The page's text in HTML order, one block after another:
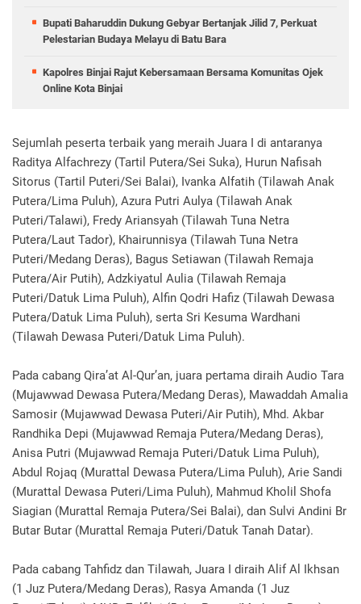
Bupati Baharuddin Dukung Gebyar Bertanjak Jilid 7, Perkuat
Pelestarian Budaya Melayu di Batu Bara
Kapolres Binjai Rajut Kebersamaan Bersama Komunitas Ojek
Online Kota Binjai
Sejumlah peserta terbaik yang meraih Juara I di antaranya
Raditya Alfachrezy (Tartil Putera/Sei Suka), Hurun Nafisah
Sitorus (Tartil Puteri/Sei Balai), Ivanka Alfatih (Tilawah Anak
Putera/Lima Puluh), Azura Putri Aulya (Tilawah Anak
Puteri/Talawi), Fredy Ariansyah (Tilawah Tuna Netra
Putera/Laut Tador), Khairunnisya (Tilawah Tuna Netra
Puteri/Medang Deras), Bagus Setiawan (Tilawah Remaja
Putera/Air Putih), Adzkiyatul Aulia (Tilawah Remaja
Puteri/Datuk Lima Puluh), Alfin Qodri Hafiz (Tilawah Dewasa
Putera/Datuk Lima Puluh), serta Sri Kesuma Wardhani
(Tilawah Dewasa Puteri/Datuk Lima Puluh).
Pada cabang Qira’at Al-Qur’an, juara pertama diraih Audio Tara
(Mujawwad Dewasa Putera/Medang Deras), Mawaddah Amalia
Samosir (Mujawwad Dewasa Puteri/Air Putih), Mhd. Akbar
Randhika Depi (Mujawwad Remaja Putera/Medang Deras),
Anisa Putri (Mujawwad Remaja Puteri/Datuk Lima Puluh),
Abdul Rojaq (Murattal Dewasa Putera/Lima Puluh), Arie Sandi
(Murattal Dewasa Puteri/Lima Puluh), Mahmud Kholil Shofa
Siagian (Murattal Remaja Putera/Sei Balai), dan Sulvi Andini Br
Butar Butar (Murattal Remaja Puteri/Datuk Tanah Datar).
Pada cabang Tahfidz dan Tilawah, Juara I diraih Alif Al Ikhsan
(1 Juz Putera/Medang Deras), Rasya Amanda (1 Juz